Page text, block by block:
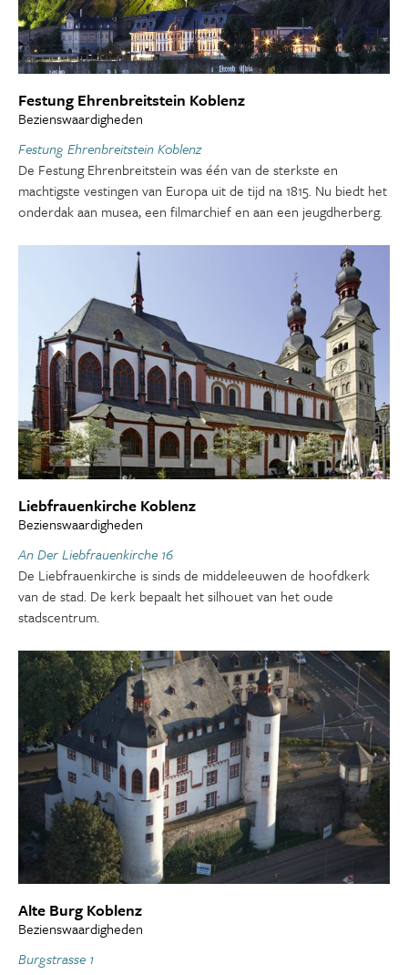
Festung Ehrenbreitstein Koblenz
Bezienswaardigheden
Festung Ehrenbreitstein Koblenz
De Festung Ehrenbreitstein was één van de sterkste en
machtigste vestingen van Europa uit de tijd na 1815. Nu biedt het
onderdak aan musea, een filmarchief en aan een jeugdherberg.
Liebfrauenkirche Koblenz
Bezienswaardigheden
An Der Liebfrauenkirche 16
De Liebfrauenkirche is sinds de middeleeuwen de hoofdkerk
van de stad. De kerk bepaalt het silhouet van het oude
stadscentrum.
Alte Burg Koblenz
Bezienswaardigheden
Burgstrasse 1